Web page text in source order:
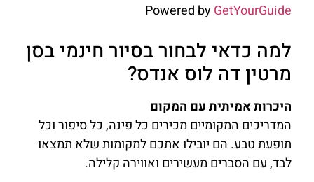
Powered byGetYourGuide
למה כדאי לבחור בסיור חינמי בסן
מרטין דה לוס אנדס?
היכרות אמיתית עם המקום
המדריכים המקומיים מכירים כל פינה, כל סיפור וכל
תופעת טבע. הם יובילו אתכם למקומות שלא תמצאו
לבד, עם הסברים מעשירים ואווירה קלילה.